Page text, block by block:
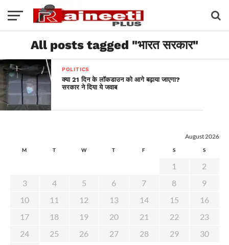
All posts tagged "भारत सरकार"
POLITICS
क्या 21 दिन के लॉकडाउन को आगे बढ़ाया जाएगा?
सरकार ने दिया ये जवाब
August 2026
M T W T F S S
1
2
3
4 5 6 7 8
9
10
11 12 13 14 15
16
17
18 19 20 21 22
23
24
25 26 27 28 29
30